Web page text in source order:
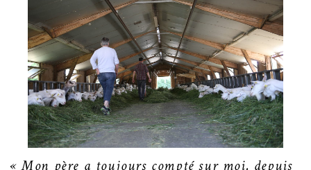
« Mon père a toujours compté sur moi, depuis